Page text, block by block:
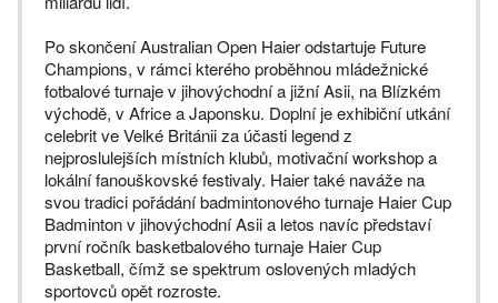
Po skončení Australian Open Haier odstartuje Future
Champions, v rámci kterého proběhnou mládežnické
fotbalové turnaje v jihovýchodní a jižní Asii, na Blízkém
východě, v Africe a Japonsku. Doplní je exhibiční utkání
celebrit ve Velké Británii za účasti legend z
nejproslulejších místních klubů, motivační workshop a
lokální fanouškovské festivaly. Haier také naváže na
svou tradici pořádání badmintonového turnaje Haier Cup
Badminton v jihovýchodní Asii a letos navíc představí
první ročník basketbalového turnaje Haier Cup
Basketball, čímž se spektrum oslovených mladých
sportovců opět rozroste.